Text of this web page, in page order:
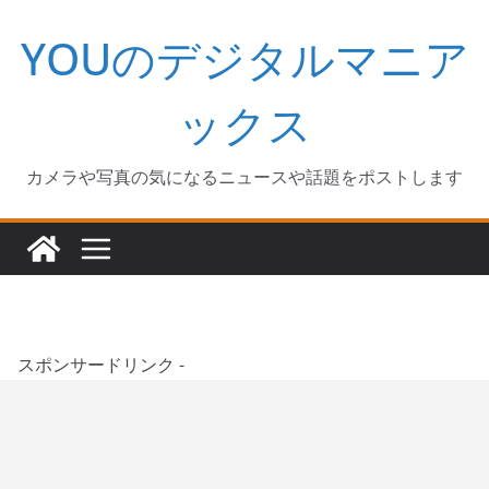
キ
YOUのデジタルマニア
ックス
カメラや写真の気になるニュースや話題をポストします
スポンサードリンク -